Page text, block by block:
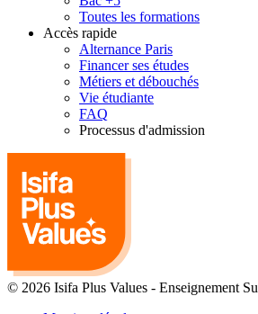
Toutes les formations
Accès rapide
Alternance Paris
Financer ses études
Métiers et débouchés
Vie étudiante
FAQ
Processus d'admission
© 2026 Isifa Plus Values - Enseignement